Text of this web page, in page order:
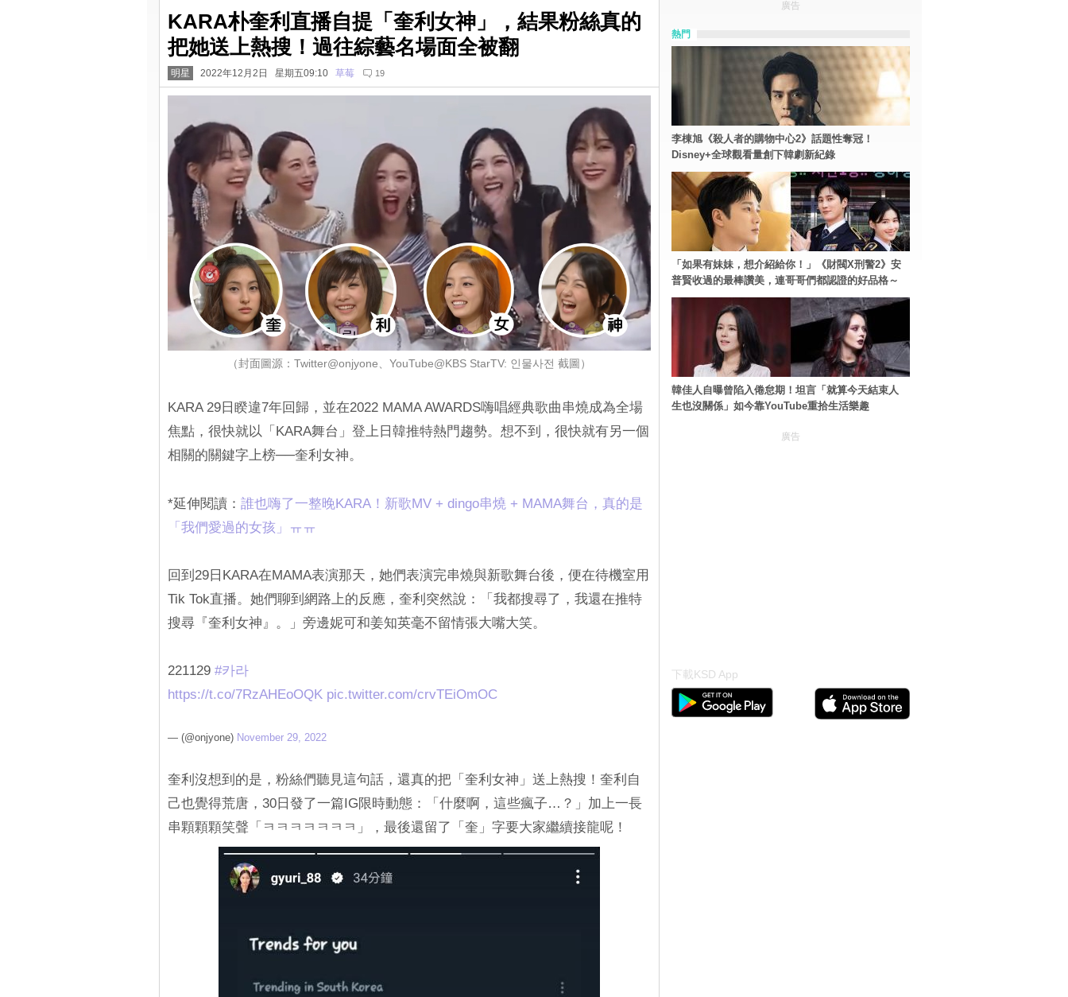
KARA朴奎利直播自提「奎利女神」，結果粉絲真的
把她送上熱搜！過往綜藝名場面全被翻
明星 2022年12月2日 星期五09:10 草莓 19
（封面圖源：Twitter@onjyone、YouTube@KBS StarTV: 인물사전 截圖）
KARA 29日睽違7年回歸，並在2022 MAMA AWARDS嗨唱經典歌曲串燒成為全場
焦點，很快就以「KARA舞台」登上日韓推特熱門趨勢。想不到，很快就有另一個
相關的關鍵字上榜──奎利女神。
*延伸閱讀： ‎誰也嗨了一整晚KARA！新歌MV + dingo串燒 + MAMA舞台，真的是
「我們愛過的女孩」ㅠㅠ‎
回到29日KARA在MAMA表演那天，她們表演完串燒與新歌舞台後，便在待機室用
Tik Tok直播。她們聊到網路上的反應，奎利突然說：「我都搜尋了，我還在推特
搜尋『奎利女神』。」旁邊妮可和姜知英毫不留情張大嘴大笑。
221129 #카라
https://t.co/7RzAHEoOQK pic.twitter.com/crvTEiOmOC
— (@onjyone) November 29, 2022
奎利沒想到的是，粉絲們聽見這句話，還真的把「奎利女神」送上熱搜！奎利自
己也覺得荒唐，30日發了一篇IG限時動態：「什麼啊，這些瘋子…？」加上一長
串顆顆顆笑聲「ㅋㅋㅋㅋㅋㅋㅋ」，最後還留了「奎」字要大家繼續接龍呢！
廣告
熱門
李棟旭《殺人者的購物中心2》話題性奪冠！
Disney+全球觀看量創下韓劇新紀錄
「如果有妹妹，想介紹給你！」《財閥X刑警2》安
普賢收過的最棒讚美，連哥哥們都認證的好品格～
韓佳人自曝曾陷入倦怠期！坦言「就算今天結束人
生也沒關係」如今靠YouTube重拾生活樂趣
廣告
下載KSD App